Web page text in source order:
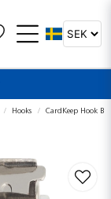
Hooks CardKeep Hook B